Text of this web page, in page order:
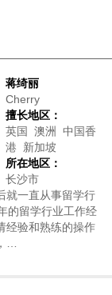
蒋绮丽
Cherry
擅长地区：
英国 澳洲 中国香
港 新加坡
所在地区：
长沙市
就一直从事留学行
的留学行业工作经
经验和熟练的操作
…